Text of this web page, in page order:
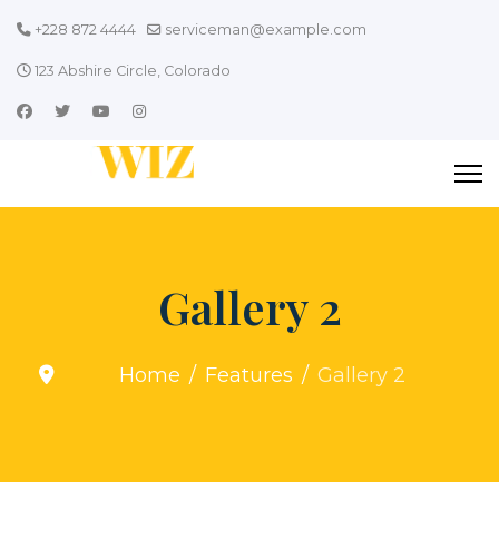
+228 872 4444 serviceman@example.com
123 Abshire Circle, Colorado
Gallery 2
Home Features Gallery 2